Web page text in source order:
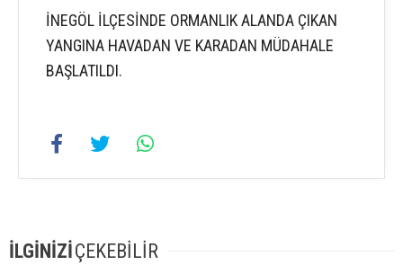
İNEGÖL İLÇESİNDE ORMANLIK ALANDA ÇIKAN
YANGINA HAVADAN VE KARADAN MÜDAHALE
BAŞLATILDI.
İLGİNİZİÇEKEBİLİR